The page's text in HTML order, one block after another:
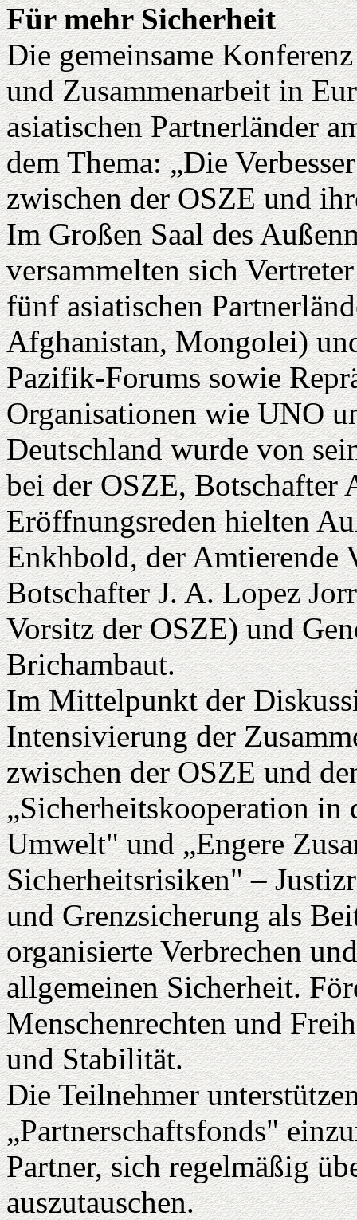
Für mehr Sicherheit
Die gemeinsame
und Zusammenarbeit in
asiatischen Partnerländer
dem Thema: „Die
zwischen der OSZE und
Im Großen Saal des
versammelten sich
fünf asiatischen
Afghanistan, Mongolei)
Pazifik-Forums sowie
Organisationen wie UNO
Deutschland wurde von
bei der OSZE, Botschafter
Eröffnungsreden hielten
Enkhbold, der Amtierende
Botschafter J. A. Lopez
Vorsitz der OSZE) und
Brichambaut.
Im Mittelpunkt der
Intensivierung der
zwischen der OSZE und
„Sicherheitskooperation in
Umwelt" und „Engere
Sicherheitsrisiken" –
und Grenzsicherung als
organisierte Verbrechen
allgemeinen Sicherheit.
Menschenrechten und
und Stabilität.
Die Teilnehmer
„Partnerschaftsfonds"
Partner, sich regelmäßig
auszutauschen.